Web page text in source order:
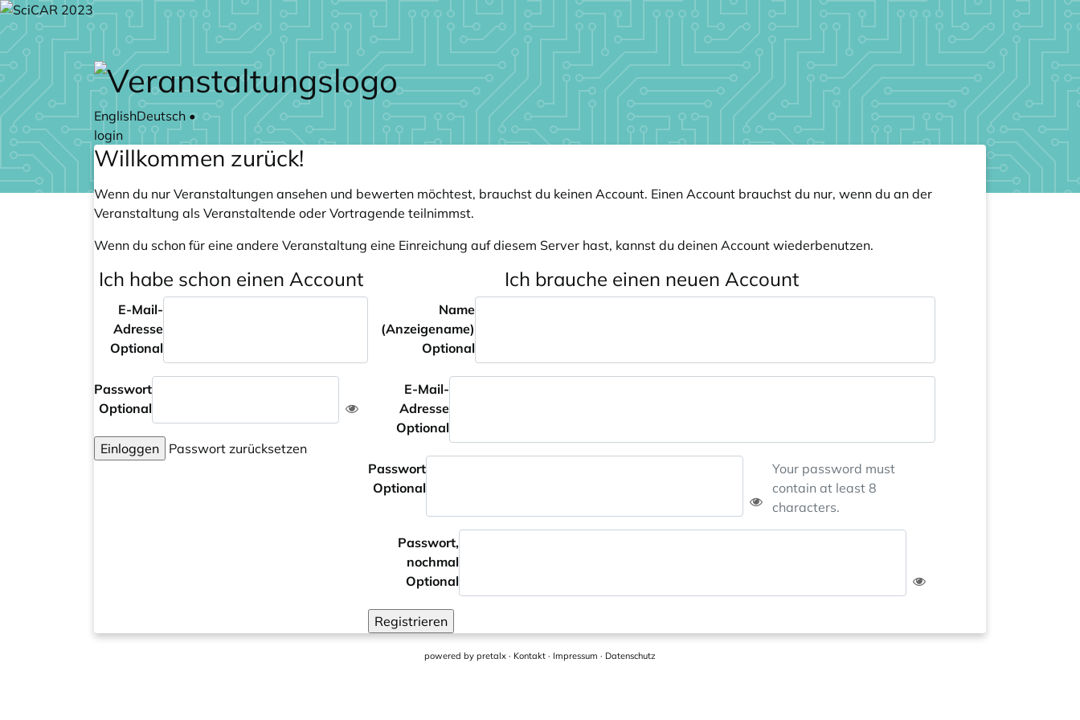
Zum Hauptteil springen
EnglishDeutsch •
login
Willkommen zurück!
Wenn du nur Veranstaltungen ansehen und bewerten möchtest, brauchst du keinen Account. Einen Account brauchst du nur, wenn du an der
Veranstaltung als Veranstaltende oder Vortragende teilnimmst.
Wenn du schon für eine andere Veranstaltung eine Einreichung auf diesem Server hast, kannst du deinen Account wiederbenutzen.
Ich habe schon einen Account
E-Mail-
Adresse
Optional
Passwort
Optional
Einloggen Passwort zurücksetzen
Ich brauche einen neuen Account
Name
(Anzeigename)
Optional
E-Mail-
Adresse
Optional
Passwort
Optional
Your password must
contain at least 8
characters.
Passwort,
nochmal
Optional
Registrieren
powered by pretalx · Kontakt · Impressum · Datenschutz